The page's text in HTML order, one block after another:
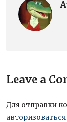
Leave a
Для отправки
авторизоваться.